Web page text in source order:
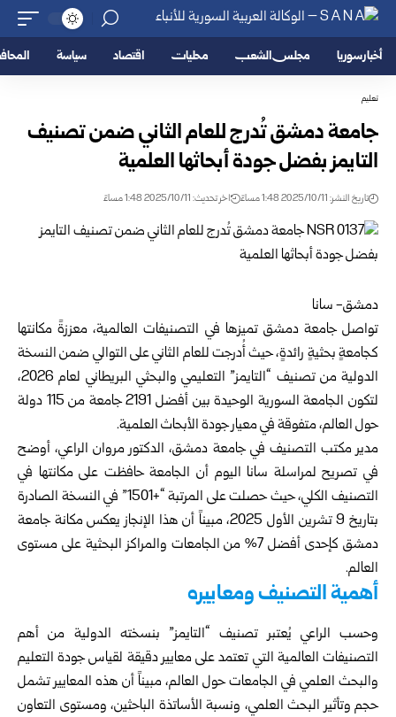
أخبار سوريا مجلس الشعب محليات اقتصاد سياسة
تعليم
جامعة دمشق تُدرج للعام الثاني ضمن تصنيف
التايمز بفضل جودة أبحاثها العلمية
تاريخ النشر: 2025/10/11 1:48 مساءً اخر تحديث: 2025/10/11 1:48 مساءً
دمشق- سانا
تواصلجامعة دمشق تميزها في التصنيفات العالمية، معززةً مكانتها
كجامعةٍ بحثيةٍ رائدةٍ، حيث أُدرجت للعام الثاني على التوالي ضمن النسخة
الدولية من تصنيف “التايمز” التعليمي والبحثي البريطاني لعام 2026،
لتكون الجامعة السورية الوحيدة بين أفضل 2191 جامعة من 115 دولة
حول العالم، متفوقة في معيار جودة الأبحاث العلمية.
مدير مكتب التصنيف في جامعة دمشق، الدكتور مروان الراعي، أوضح
في تصريح لمراسلة سانا اليوم أن الجامعة حافظت على مكانتها في
التصنيف الكلي، حيث حصلت على المرتبة “+1501” في النسخة الصادرة
بتاريخ 9 تشرين الأول 2025، مبيناً أن هذا الإنجاز يعكس مكانة جامعة
دمشق كإحدى أفضل 7% من الجامعات والمراكز البحثية على مستوى
العالم.
أهمية التصنيف ومعاييره
وحسب الراعي يُعتبر تصنيف “التايمز” بنسخته الدولية من أهم
التصنيفات العالمية التي تعتمد على معايير دقيقة لقياس جودة التعليم
والبحث العلمي في الجامعات حول العالم، مبيناً أن هذه المعايير تشمل
حجم وتأثير البحث العلمي، ونسبة الأساتذة الباحثين، ومستوى التعاون